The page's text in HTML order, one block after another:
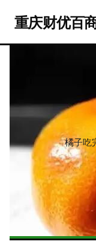
重庆财优百
橘子吃